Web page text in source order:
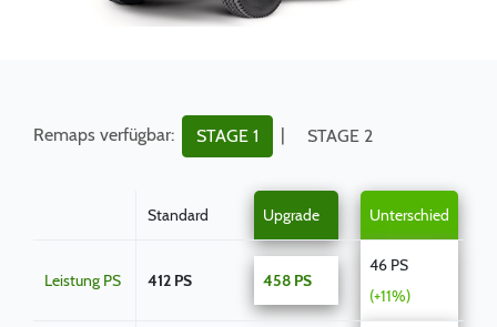
Remaps verfügbar: STAGE 1 | STAGE 2
Standard Upgrade Unterschied
Leistung PS 412 PS 458 PS
46 PS
(+11%)